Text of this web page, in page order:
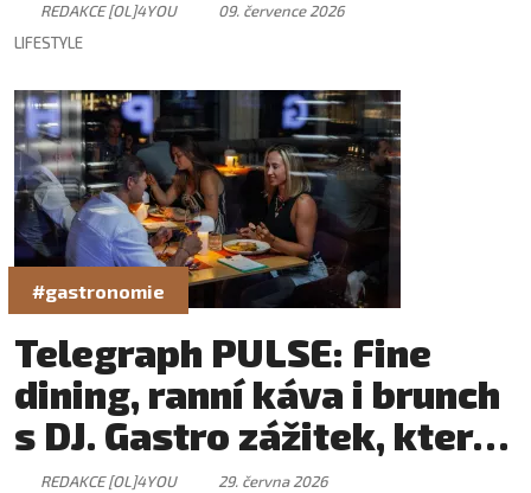
REDAKCE [OL]4YOU
09. července 2026
LIFESTYLE
#gastronomie
Telegraph PULSE: Fine
dining, ranní káva i brunch
s DJ. Gastro zážitek, který
má svůj rytmus
REDAKCE [OL]4YOU
29. června 2026